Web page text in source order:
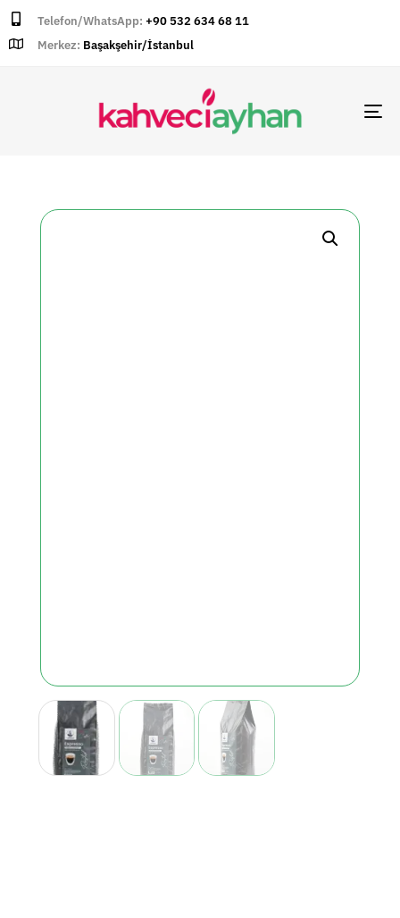
Telefon/WhatsApp: +90 532 634 68 11
Merkez: Başakşehir/İstanbul